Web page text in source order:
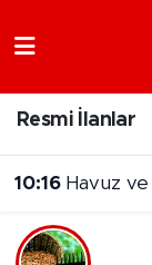
Resmi İlanlar
10:16 Havuz ve
Trafik